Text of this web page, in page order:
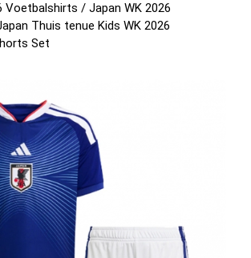
Voetbalshirts /Japan WK 2026
Thuis tenue Kids WK 2026
Set